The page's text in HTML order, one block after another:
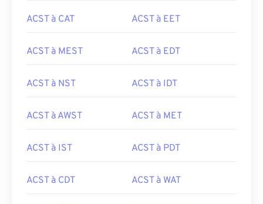
ACST à CAT ACST à EET
ACST à MEST ACST à EDT
ACST à NST ACST à IDT
ACST à AWST ACST à MET
ACST à IST ACST à PDT
ACST à CDT ACST à WAT